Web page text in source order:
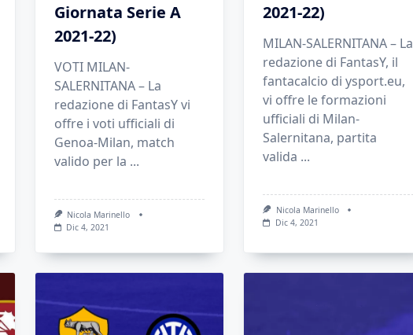
Giornata Serie A
2021-22)
VOTI MILAN-
SALERNITANA – La
redazione di FantasY vi
offre i voti ufficiali di
Genoa-Milan, match
valido per la ...
Nicola Marinello
Dic 4, 2021
2021-22)
MILAN-SALERNITANA – La
redazione di FantasY, il
fantacalcio di ysport.eu,
vi offre le formazioni
ufficiali di Milan-
Salernitana, partita
valida ...
Nicola Marinello
Dic 4, 2021